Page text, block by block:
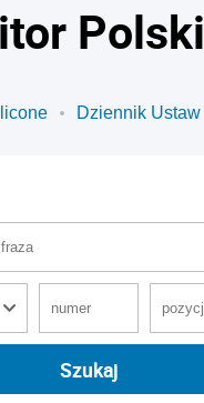
Polski
Dziennik Ustaw